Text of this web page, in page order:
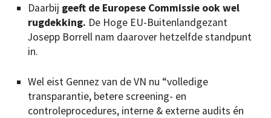
Daarbij geeft de Europese Commissie ook wel
rugdekking. De Hoge EU-Buitenlandgezant
Josepp Borrell nam daarover hetzelfde standpunt
in.
Wel eist Gennez van de VN nu “volledige
transparantie, betere screening- en
controleprocedures, interne & externe audits én